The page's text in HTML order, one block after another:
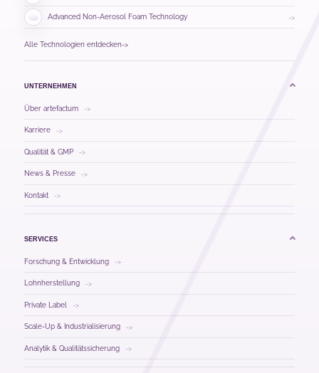
Advanced Non-Aerosol Foam Technology ->
Alle Technologien entdecken->
UNTERNEHMEN
Über artefactum ->
Karriere ->
Qualität & GMP ->
News & Presse ->
Kontakt ->
SERVICES
Forschung & Entwicklung ->
Lohnherstellung ->
Private Label ->
Scale-Up & Industrialisierung ->
Analytik & Qualitätssicherung ->